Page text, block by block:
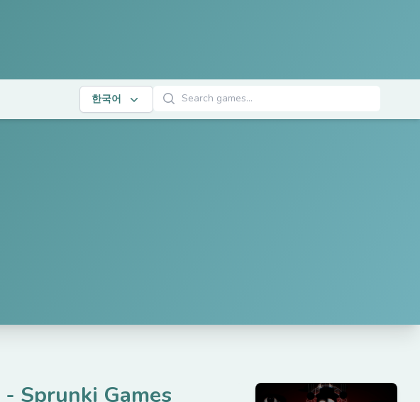
한국어 게임 검색
- Sprunki Games